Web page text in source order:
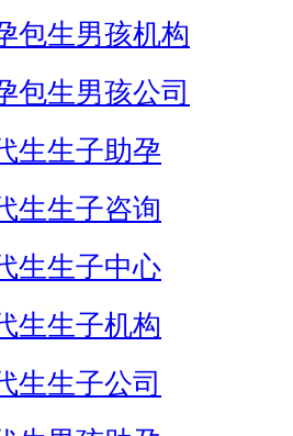
包生男孩机构
包生男孩公司
生生子助孕
生生子咨询
生生子中心
生生子机构
生生子公司